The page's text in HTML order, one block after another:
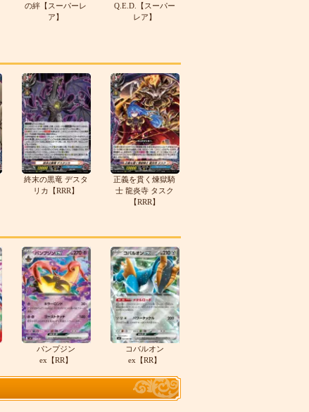
の絆【スーパーレ
ア】
Q.E.D.【スーパー
レア】
終末の黒竜 デスタ
リカ【RRR】
正義を貫く煉獄騎
士 龍炎寺 タスク
【RRR】
パンプジン
ex【RR】
コバルオン
ex【RR】